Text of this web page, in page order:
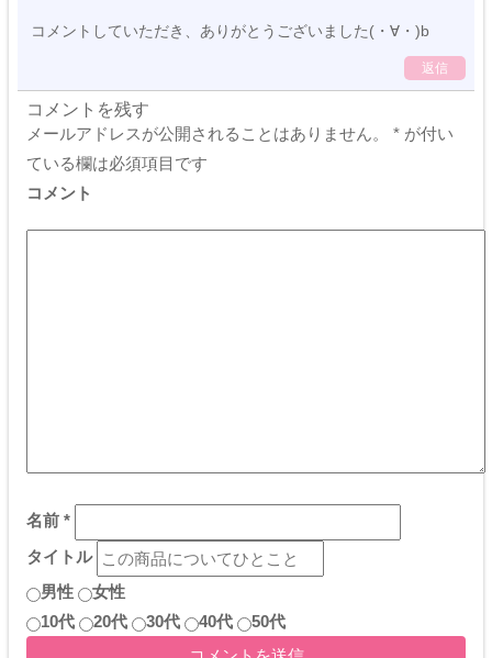
コメントしていただき、ありがとうございました(・∀・)b
返信
コメントを残す
メールアドレスが公開されることはありません。
* が付い
ている欄は必須項目です
コメント
名前 *
タイトル
男性
女性
10代
20代 30代 40代 50代